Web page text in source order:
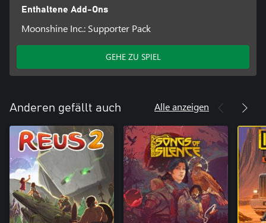
Enthaltene Add-Ons
Moonshine Inc.: Supporter Pack
GEHE ZU SPIEL
Anderen gefällt auch Alle anzeigen